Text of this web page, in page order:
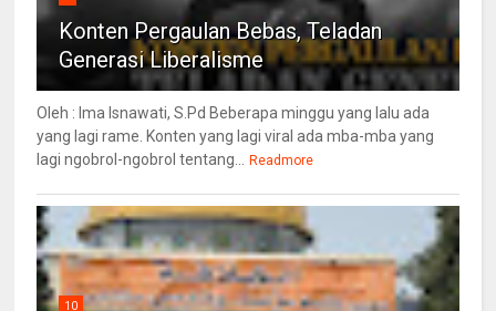
Konten Pergaulan Bebas, Teladan
Generasi Liberalisme
Oleh : Ima Isnawati, S.Pd Beberapa minggu yang lalu ada
yang lagi rame. Konten yang lagi viral ada mba-mba yang
lagi ngobrol-ngobrol tentang... Readmore
10